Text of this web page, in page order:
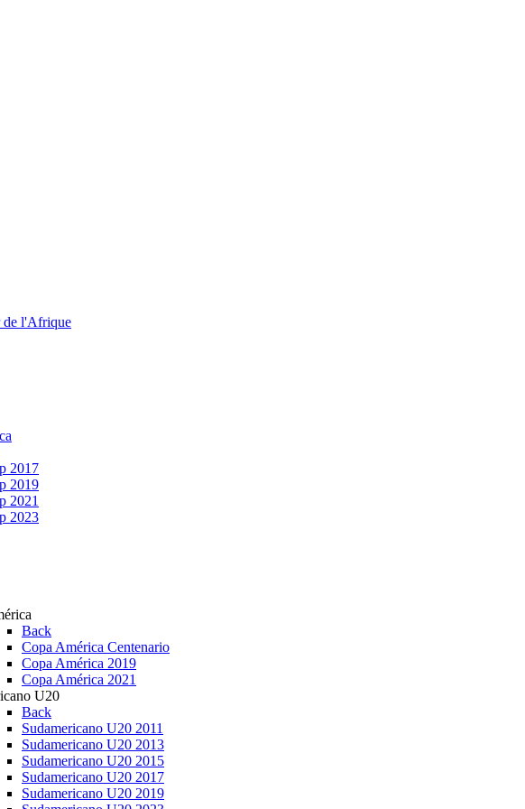
l'Afrique
2017
2019
2021
2023
Back
Copa América Centenario
Copa América 2019
Copa América 2021
U20
Back
Sudamericano U20 2011
Sudamericano U20 2013
Sudamericano U20 2015
Sudamericano U20 2017
Sudamericano U20 2019